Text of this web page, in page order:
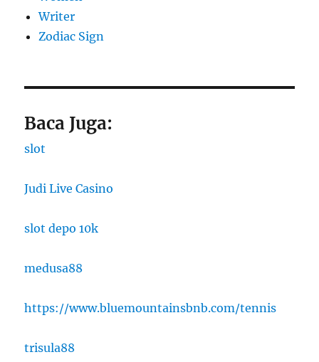
Writer
Zodiac Sign
Baca Juga:
slot
Judi Live Casino
slot depo 10k
medusa88
https://www.bluemountainsbnb.com/tennis
trisula88